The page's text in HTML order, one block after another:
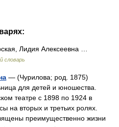
Лидия Алексеевна …
словарь
— (Чурилова; род. 1875)
для детей и юношества.
театре с 1898 по 1924 в
на вторых и третьих ролях.
преимущественно жизни